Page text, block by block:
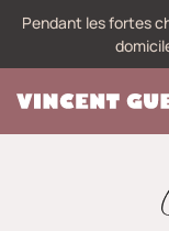
Pendant les fortes